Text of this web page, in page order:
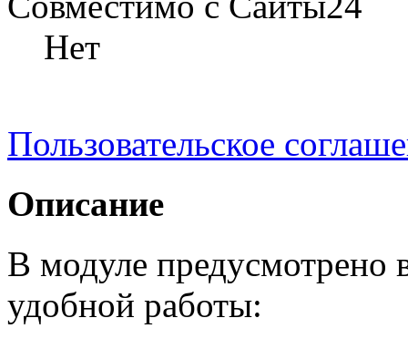
Нет
Пользовательское
Описание
В модуле предусмотрено
удобной работы: